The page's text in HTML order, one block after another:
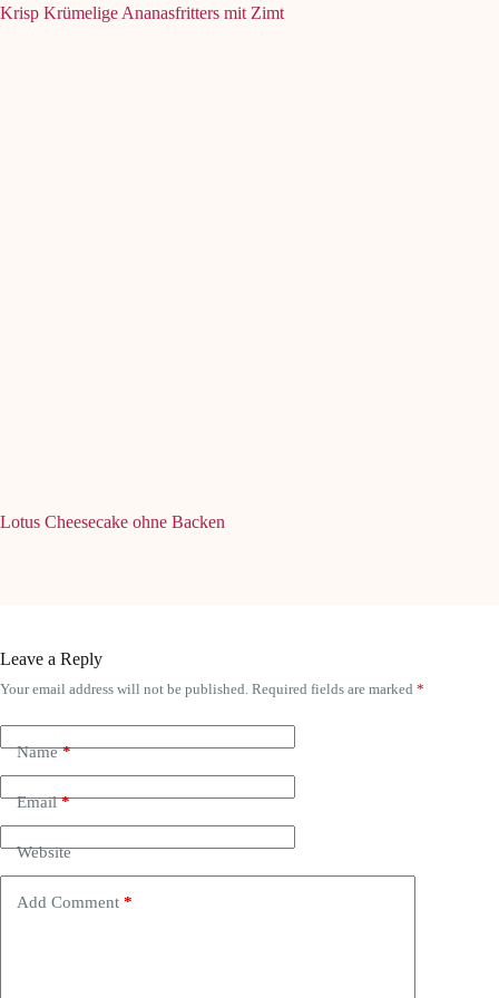
Krisp Krümelige Ananasfritters mit Zimt
Lotus Cheesecake ohne Backen
Leave a Reply
Your email address will not be published. Required fields are marked *
Name*
Email*
Website
Add Comment *